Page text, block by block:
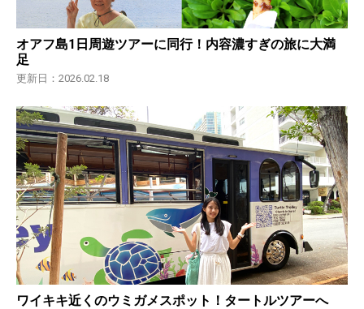
オアフ島1日周遊ツアーに同行！内容濃すぎの旅に大満
足
更新日：2026.02.18
ワイキキ近くのウミガメスポット！タートルツアーへ